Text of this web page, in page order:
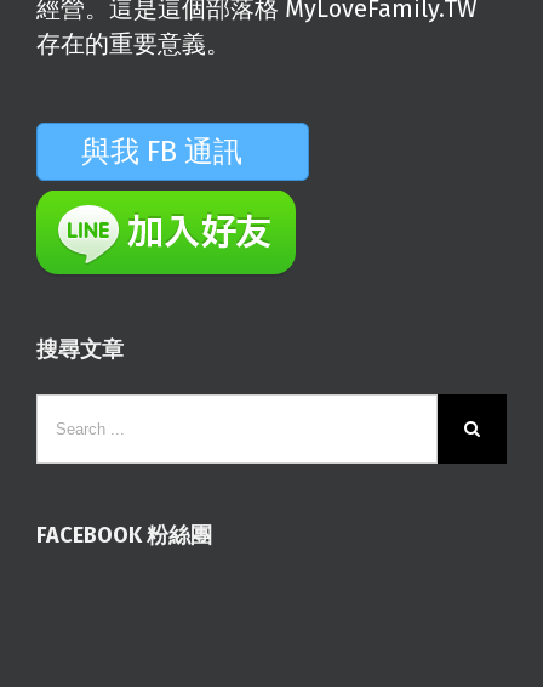
經營。這是這個部落格 MyLoveFamily.TW
存在的重要意義。
與我 FB 通訊
搜尋文章
FACEBOOK 粉絲團